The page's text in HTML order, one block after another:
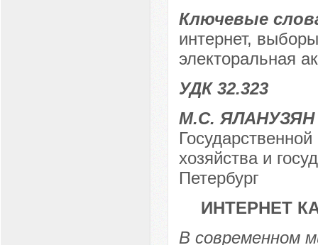
Ключевые
интернет,
электоральная
УДК 32.323
М.С. ЯЛАНУЗЯН
хозяйства и
Петербург
ИНТЕРНЕТ
В современном